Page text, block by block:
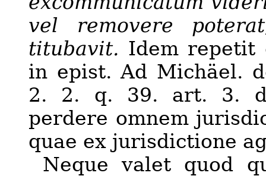
vel removere
titubavit. Idem repetit
in epist. Ad Michäel. d
2. 2. q. 39. art. 3.
perdere omnem
quae ex jurisdictione
Neque valet quod